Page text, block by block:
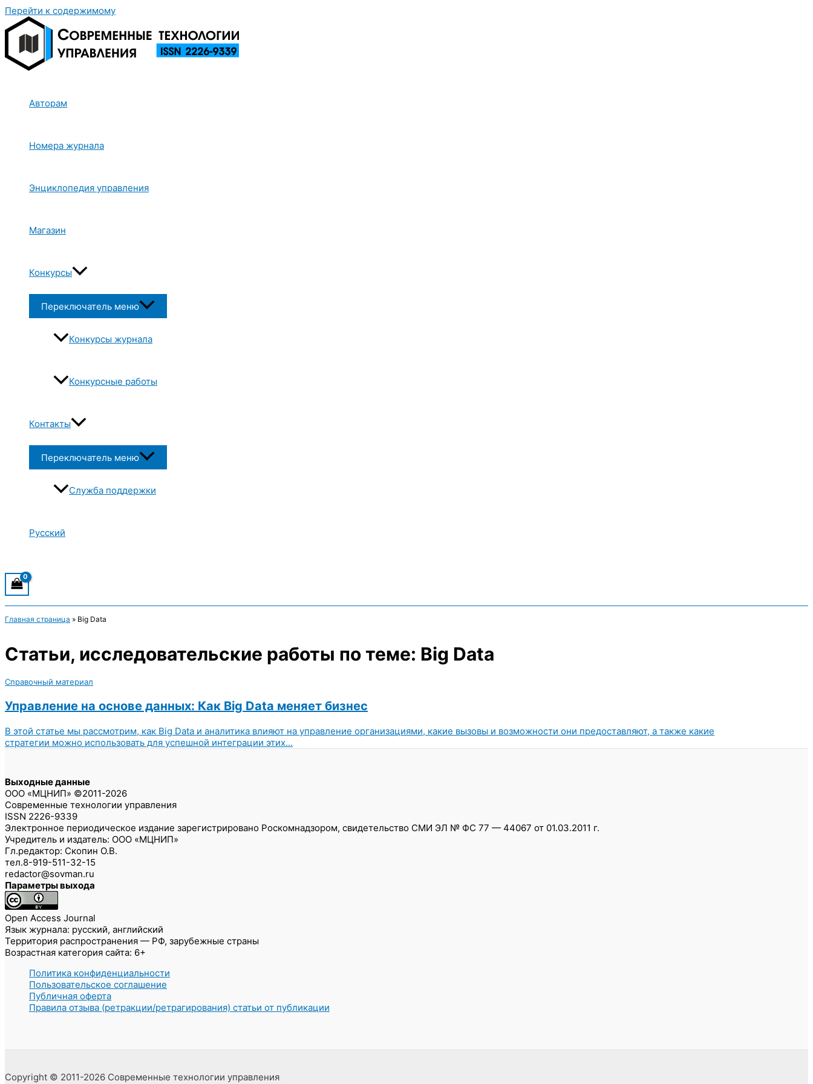
Перейти к содержимому
Авторам
Номера журнала
Энциклопедия управления
Магазин
Конкурсы
Переключатель меню
Конкурсы журнала
Конкурсные работы
Контакты
Переключатель меню
Служба поддержки
Русский
Главная страница » Big Data
Статьи, исследовательские работы по теме: Big Data
Справочный материал
Управление на основе данных: Как Big Data меняет бизнес
В этой статье мы рассмотрим, как Big Data и аналитика влияют на управление организациями, какие вызовы и возможности они предоставляют, а также какие
стратегии можно использовать для успешной интеграции этих...
Выходные данные
ООО «МЦНИП» ©2011-2026
Современные технологии управления
ISSN 2226-9339
Электронное периодическое издание зарегистрировано Роскомнадзором, свидетельство СМИ ЭЛ № ФС 77 — 44067 от 01.03.2011 г.
Учредитель и издатель: ООО «МЦНИП»
Гл.редактор: Скопин О.В.
тел.8-919-511-32-15
redactor@sovman.ru
Параметры выхода
Open Access Journal
Язык журнала: русский, английский
Территория распространения — РФ, зарубежные страны
Возрастная категория сайта: 6+
Политика конфиденциальности
Пользовательское соглашение
Публичная оферта
Правила отзыва (ретракции/ретрагирования) статьи от публикации
Copyright © 2011-2026 Современные технологии управления